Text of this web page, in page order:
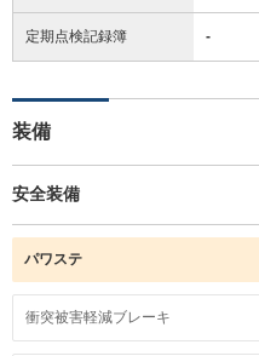
定期点検記録簿 -
装備
安全装備
パワステ
衝突被害軽減ブレーキ